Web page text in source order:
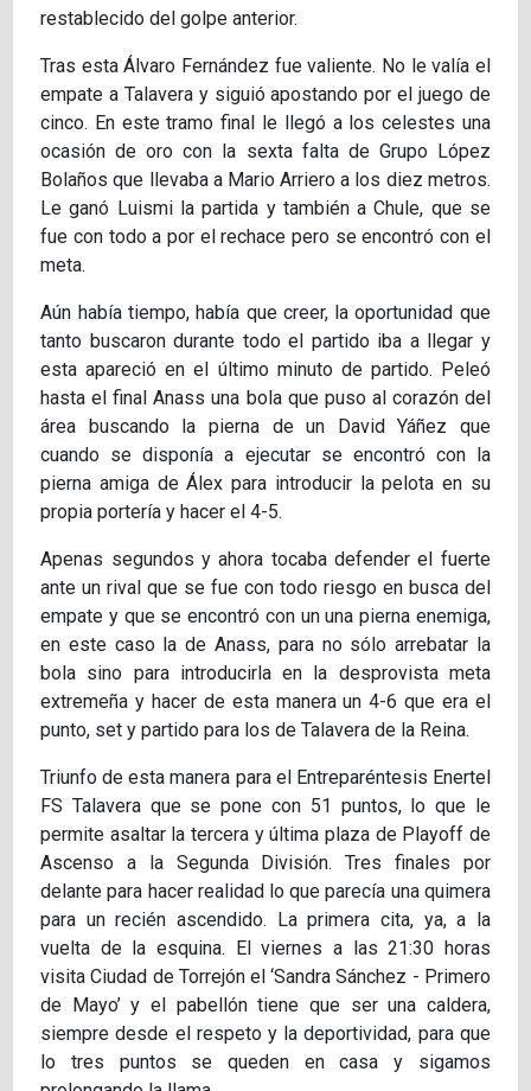
restablecido del golpe anterior.
Tras esta Álvaro Fernández fue valiente. No le valía el
empate a Talavera y siguió apostando por el juego de
cinco. En este tramo final le llegó a los celestes una
ocasión de oro con la sexta falta de Grupo López
Bolaños que llevaba a Mario Arriero a los diez metros.
Le ganó Luismi la partida y también a Chule, que se
fue con todo a por el rechace pero se encontró con el
meta.
Aún había tiempo, había que creer, la oportunidad que
tanto buscaron durante todo el partido iba a llegar y
esta apareció en el último minuto de partido. Peleó
hasta el final Anass una bola que puso al corazón del
área buscando la pierna de un David Yáñez que
cuando se disponía a ejecutar se encontró con la
pierna amiga de Álex para introducir la pelota en su
propia portería y hacer el 4-5.
Apenas segundos y ahora tocaba defender el fuerte
ante un rival que se fue con todo riesgo en busca del
empate y que se encontró con un una pierna enemiga,
en este caso la de Anass, para no sólo arrebatar la
bola sino para introducirla en la desprovista meta
extremeña y hacer de esta manera un 4-6 que era el
punto, set y partido para los de Talavera de la Reina.
Triunfo de esta manera para el Entreparéntesis Enertel
FS Talavera que se pone con 51 puntos, lo que le
permite asaltar la tercera y última plaza de Playoff de
Ascenso a la Segunda División. Tres finales por
delante para hacer realidad lo que parecía una quimera
para un recién ascendido. La primera cita, ya, a la
vuelta de la esquina. El viernes a las 21:30 horas
visita Ciudad de Torrejón el ‘Sandra Sánchez - Primero
de Mayo’ y el pabellón tiene que ser una caldera,
siempre desde el respeto y la deportividad, para que
lo tres puntos se queden en casa y sigamos